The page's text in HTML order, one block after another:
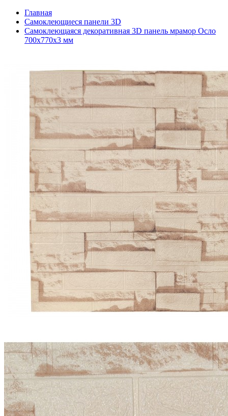
Главная
Самоклеющиеся панели 3D
Самоклеющаяся декоративная 3D панель мрамор Осло
700x770x3 мм